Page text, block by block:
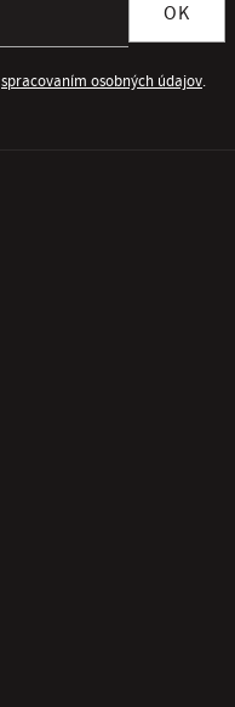
OK
spracovaním osobných údajov.